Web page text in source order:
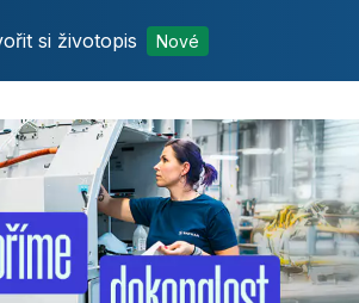
si životopis Nové